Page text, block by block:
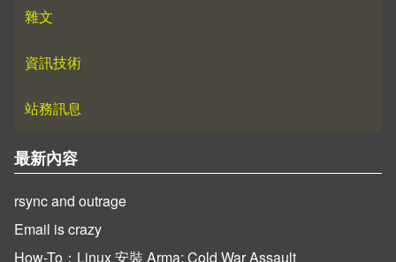
雜文
資訊技術
站務訊息
最新內容
rsync and outrage
Email is crazy
How-To：Linux 安裝 Arma: Cold War Assault